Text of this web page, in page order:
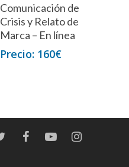
Comunicación de
Crisis y Relato de
Marca – En línea
160€